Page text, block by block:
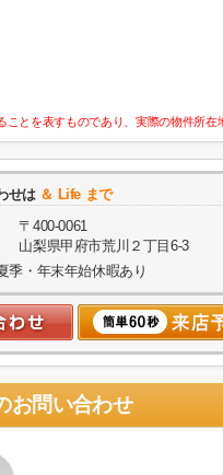
とを表すものであり、実際の物件所在
せは ＆ Life まで
〒400-0061
山梨県甲府市荒川２丁目6-3
季・年末年始休暇あり
お問い合わせ